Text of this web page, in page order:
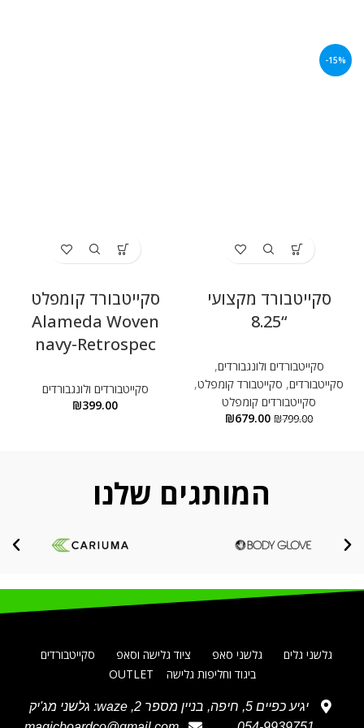
-15%
סקייטבורד מקצועי
“8.25
סקייטבורדים ולונגבורדים,
סקייטבורדים, סקייטבורד קומפלט,
סקייטבורדים קומפלט
₪799.00
₪679.00
סקייטבורד קומפלט
Alameda Woven
navy-Retrospec
סקייטבורדים ולונגבורדים
₪399.00
המותגים שלנו
גלשני גלים גלשני סאפ ציוד גלישה וסאפ
סקייטבורדים
ביגוד וחליפות גלישה
OUTLET
יגיע כפיים 5, חיפה, בניין מספר 2, waze: גלשני מג'יק